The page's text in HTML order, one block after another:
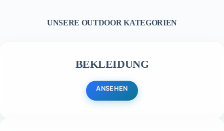
UNSERE OUTDOOR KATEGORIEN
BEKLEIDUNG
ANSEHEN